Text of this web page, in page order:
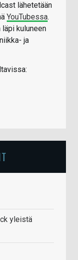
lähetetään
YouTubessa.
läpi kuluneen
ja
yleistä